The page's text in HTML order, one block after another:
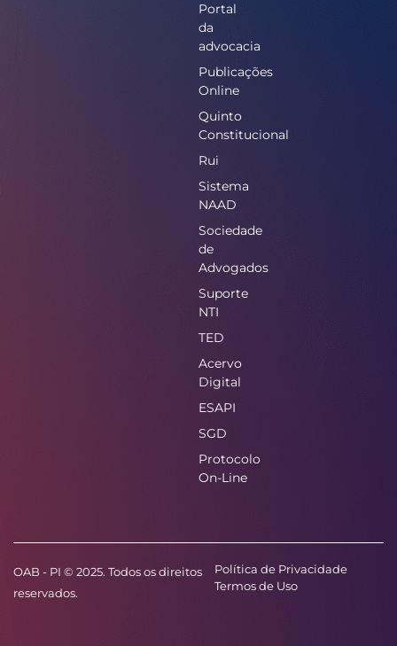
Portal
da
advocacia
Publicações
Online
Quinto
Constitucional
Rui
Sistema
NAAD
Sociedade
de
Advogados
Suporte
NTI
TED
Acervo
Digital
ESAPI
SGD
Protocolo
On-Line
OAB - PI © 2025. Todos os direitos
reservados.
Política de Privacidade
Termos de Uso